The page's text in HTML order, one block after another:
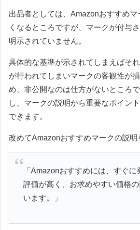
出品者としては、Amazonおすすめマ
くなるところですが、マークが付与
明示されていません。
具体的な基準が示されてしまえばそ
が行われてしまいマークの客観性が
め、非公開なのは仕方がないところ
し、マークの説明から重要なポイン
できます。
改めてAmazonおすすめマークの説明
「Amazonおすすめには、すぐに
評価が高く、お求めやすい価格
います。」